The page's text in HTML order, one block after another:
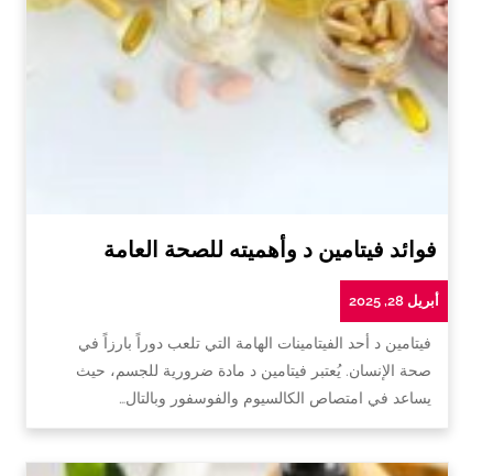
فوائد فيتامين د وأهميته للصحة العامة
أبريل 28, 2025
فيتامين د أحد الفيتامينات الهامة التي تلعب دوراً بارزاً في
صحة الإنسان. يُعتبر فيتامين د مادة ضرورية للجسم، حيث
يساعد في امتصاص الكالسيوم والفوسفور وبالتال…